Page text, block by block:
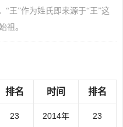
“王”作为姓氏即来源于“王”这
祖。
排名 时间 排名
23 2014年 23